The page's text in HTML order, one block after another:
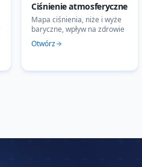
Ciśnienie atmosferyczne
Mapa ciśnienia, niże i wyże
baryczne, wpływ na zdrowie
Otwórz